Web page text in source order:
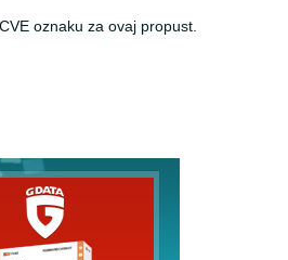
oznaku za ovaj propust.